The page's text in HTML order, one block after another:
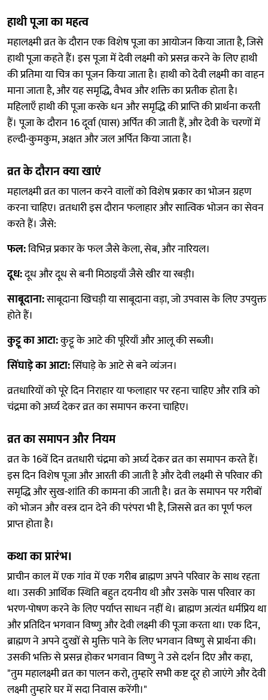
हाथी पूजा का महत्व
महालक्ष्मी व्रत के दौरान एक विशेष पूजा का आयोजन किया जाता है, जिसे
हाथी पूजा कहते हैं। इस पूजा में देवी लक्ष्मी को प्रसन्न करने के लिए हाथी
की प्रतिमा या चित्र का पूजन किया जाता है। हाथी को देवी लक्ष्मी का वाहन
माना जाता है, और यह समृद्धि, वैभव और शक्ति का प्रतीक होता है।
महिलाएँ हाथी की पूजा करके धन और समृद्धि की प्राप्ति की प्रार्थना करती
हैं। पूजा के दौरान 16 दूर्वा (घास) अर्पित की जाती हैं, और देवी के चरणों में
हल्दी-कुमकुम, अक्षत और जल अर्पित किया जाता है।
व्रत के दौरान क्या खाएं
महालक्ष्मी व्रत का पालन करने वालों को विशेष प्रकार का भोजन ग्रहण
करना चाहिए। व्रतधारी इस दौरान फलाहार और सात्विक भोजन का सेवन
करते हैं। जैसे:
फल:विभिन्न प्रकार के फल जैसे केला, सेब, और नारियल।
दूध:दूध और दूध से बनी मिठाइयाँ जैसे खीर या रबड़ी।
साबूदाना:साबूदाना खिचड़ी या साबूदाना वड़ा, जो उपवास के लिए उपयुक्त
होते हैं।
कुट्टू का आटा:कुट्टू के आटे की पूरियाँ और आलू की सब्जी।
सिंघाड़े का आटा:सिंघाड़े के आटे से बने व्यंजन।
व्रतधारियों को पूरे दिन निराहार या फलाहार पर रहना चाहिए और रात्रि को
चंद्रमा को अर्घ्य देकर व्रत का समापन करना चाहिए।
व्रत का समापन और नियम
व्रत के 16वें दिन व्रतधारी चंद्रमा को अर्घ्य देकर व्रत का समापन करते हैं।
इस दिन विशेष पूजा और आरती की जाती है और देवी लक्ष्मी से परिवार की
समृद्धि और सुख-शांति की कामना की जाती है। व्रत के समापन पर गरीबों
को भोजन और वस्त्र दान देने की परंपरा भी है, जिससे व्रत का पूर्ण फल
प्राप्त होता है।
कथा का प्रारंभ।
प्राचीन काल में एक गांव में एक गरीब ब्राह्मण अपने परिवार के साथ रहता
था। उसकी आर्थिक स्थिति बहुत दयनीय थी और उसके पास परिवार का
भरण-पोषण करने के लिए पर्याप्त साधन नहीं थे। ब्राह्मण अत्यंत धर्मप्रिय था
और प्रतिदिन भगवान विष्णु और देवी लक्ष्मी की पूजा करता था। एक दिन,
ब्राह्मण ने अपने दुःखों से मुक्ति पाने के लिए भगवान विष्णु से प्रार्थना की।
उसकी भक्ति से प्रसन्न होकर भगवान विष्णु ने उसे दर्शन दिए और कहा,
"तुम महालक्ष्मी व्रत का पालन करो, तुम्हारे सभी कष्ट दूर हो जाएंगे और देवी
लक्ष्मी तुम्हारे घर में सदा निवास करेंगी।"